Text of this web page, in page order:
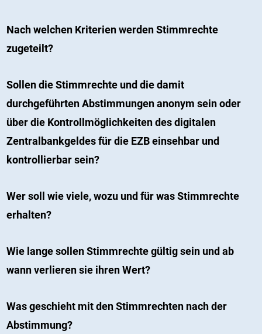
Nach welchen Kriterien werden Stimmrechte
zugeteilt?
Sollen die Stimmrechte und die damit
durchgeführten Abstimmungen anonym sein oder
über die Kontrollmöglichkeiten des digitalen
Zentralbankgeldes für die EZB einsehbar und
kontrollierbar sein?
Wer soll wie viele, wozu und für was Stimmrechte
erhalten?
Wie lange sollen Stimmrechte gültig sein und ab
wann verlieren sie ihren Wert?
Was geschieht mit den Stimmrechten nach der
Abstimmung?